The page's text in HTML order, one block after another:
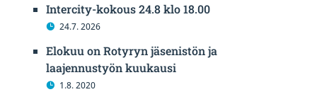
Intercity-kokous 24.8 klo 18.00
24.7. 2026
Elokuu on Rotyryn jäsenistön ja
laajennustyön kuukausi
1.8. 2020